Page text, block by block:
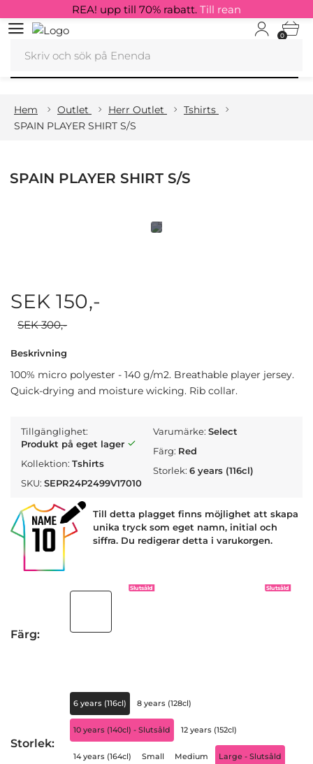
0
REA! upp till 70% rabatt. Till rean
Hem Outlet Herr Outlet
Tshirts
SPAIN PLAYER SHIRT S/S
SPAIN PLAYER SHIRT S/S
SEK 150,-
SEK 300,-
Beskrivning
100% micro polyester - 140 g/m2. Breathable player jersey.
Quick-drying and moisture wicking. Rib collar.
Tillgänglighet:
Produkt på eget lager
Kollektion: Tshirts
SKU: SEPR24P2499V17010
Varumärke:Select
Färg: Red
Storlek:6 years (116cl)
Till detta plagget finns möjlighet att skapa
unika tryck som eget namn, initial och
siffra. Du redigerar detta i varukorgen.
Färg:
Slutsåld Slutsåld
Storlek:
6 years (116cl) 8 years (128cl)
10 years (140cl) - Slutsåld 12 years (152cl)
14 years (164cl) Small Medium Large - Slutsåld